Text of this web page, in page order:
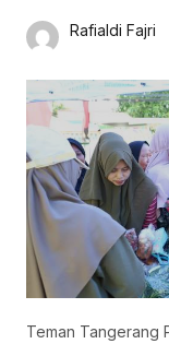
Rafialdi Fajri
Teman Tangerang